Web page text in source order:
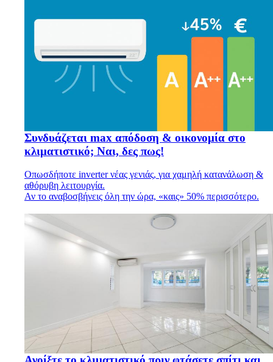
Συνδυάζεται max απόδοση & οικονομία στο
κλιματιστικό; Ναι, δες πως!
Οπωσδήποτε inverter νέας γενιάς, για χαμηλή κατανάλωση &
αθόρυβη λειτουργία.
Αν το αναβοσβήνεις όλη την ώρα, «καις» 50% περισσότερο.